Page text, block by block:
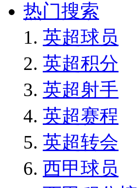
热门搜索
英超球员
英超积分
英超射手
英超赛程
英超转会
西甲球员